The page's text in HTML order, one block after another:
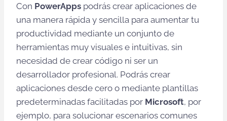
Con PowerApps podrás crear aplicaciones de
una manera rápida y sencilla para aumentar tu
productividad mediante un conjunto de
herramientas muy visuales e intuitivas, sin
necesidad de crear código ni ser un
desarrollador profesional. Podrás crear
aplicaciones desde cero o mediante plantillas
predeterminadas facilitadas por Microsoft, por
ejemplo, para solucionar escenarios comunes